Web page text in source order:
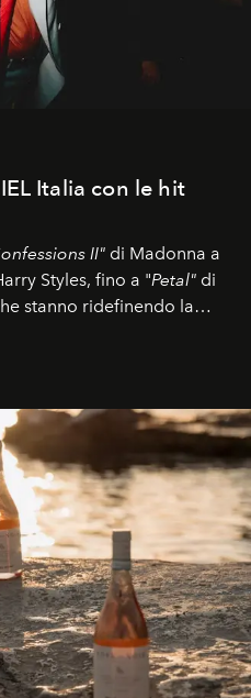
Italia con le hit
II" di Madonna a
Styles, fino a "Petal" di
stanno ridefinendo la